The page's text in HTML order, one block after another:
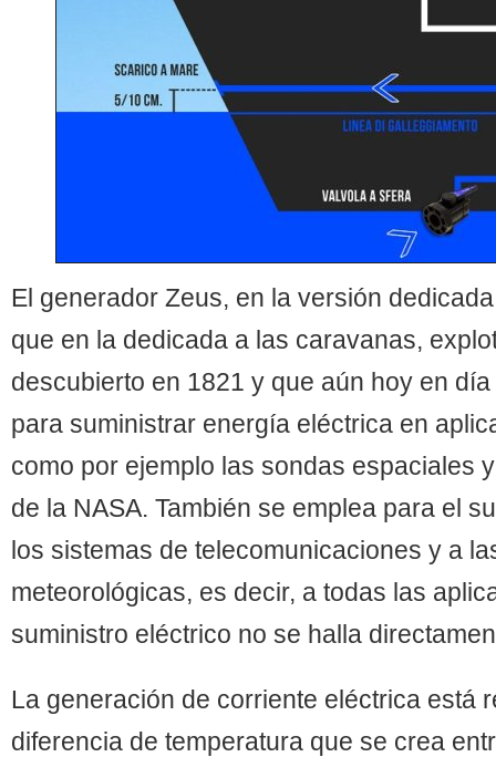
El generador Zeus, en la versión
que en la dedicada a las caravanas,
descubierto en 1821 y que aún hoy en
para suministrar energía eléctrica en
como por ejemplo las sondas espaciales
de la NASA. También se emplea para el
los sistemas de telecomunicaciones y a
meteorológicas, es decir, a todas las
suministro eléctrico no se halla
La generación de corriente eléctrica está
diferencia de temperatura que se crea